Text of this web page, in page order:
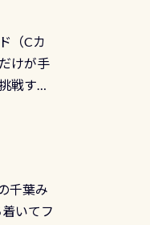
？
ます！
られ
環境省
が深い
ダイビ
トす
別天然
生物で
（Cカ
けが手
戦する
るもの
りま
年」も
千葉み
いてフ